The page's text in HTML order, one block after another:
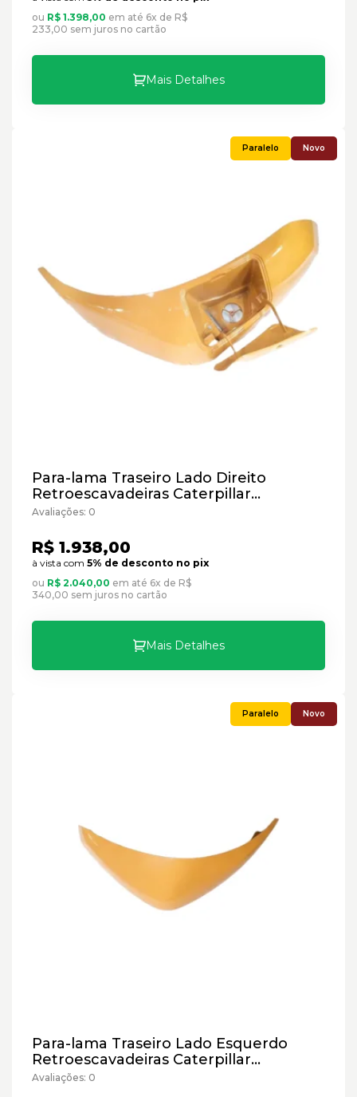
ou R$ 1.398,00 em até 6x de R$
233,00 sem juros no cartão
Mais Detalhes
Novo
Para-lama Traseiro Lado Direito
Retroescavadeiras Caterpillar
Cód:2131881 - Paralelo
Avaliações: 0
R$ 1.938,00
à vista com 5% de desconto no pix
ou R$ 2.040,00 em até 6x de R$
340,00 sem juros no cartão
Mais Detalhes
Novo
Para-lama Traseiro Lado Esquerdo
Retroescavadeiras Caterpillar
Cód:2113783 - Paralelo
Avaliações: 0